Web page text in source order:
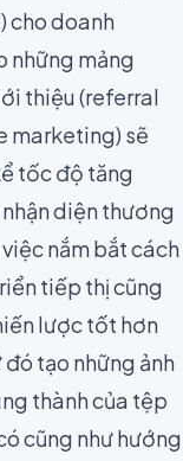
cho doanh
những mảng
thiệu (referral
marketing) sẽ
tốc độ tăng
diện thương
nắm bắt cách
tiếp thị cũng
lược tốt hơn
đó tạo những ảnh
thành của tệp
cũng như hướng